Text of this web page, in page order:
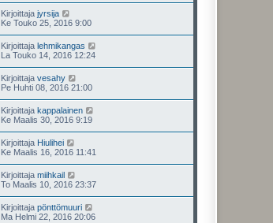
Kirjoittaja jyrsija
Ke Touko 25, 2016 9:00
Kirjoittaja lehmikangas
La Touko 14, 2016 12:24
Kirjoittaja vesahy
Pe Huhti 08, 2016 21:00
Kirjoittaja kappalainen
Ke Maalis 30, 2016 9:19
Kirjoittaja Hiulihei
Ke Maalis 16, 2016 11:41
Kirjoittaja miihkail
To Maalis 10, 2016 23:37
Kirjoittaja pönttömuuri
Ma Helmi 22, 2016 20:06